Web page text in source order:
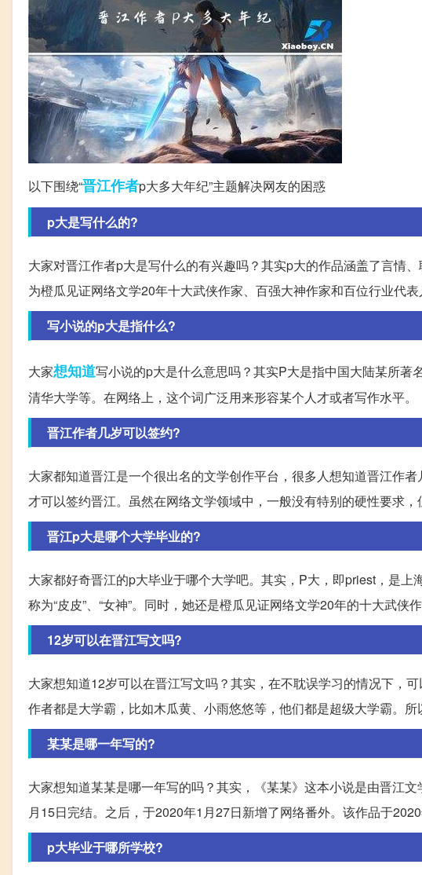
以下围绕“晋江作者p大多大年纪”主题解决网友的困惑
p大是写什么的?
大家对晋江作者p大是写什么的有兴趣吗？其实p大的作品涵盖了言情
为橙瓜见证网络文学20年十大武侠作家、百强大神作家和百位行业代
写小说的p大是指什么?
大家想知道写小说的p大是什么意思吗？其实P大是指中国大陆某所著
清华大学等。在网络上，这个词广泛用来形容某个人才或者写作水平。
晋江作者几岁可以签约?
大家都知道晋江是一个很出名的文学创作平台，很多人想知道晋江作
才可以签约晋江。虽然在网络文学领域中，一般没有特别的硬性要求，
晋江p大是哪个大学毕业的?
大家都好奇晋江的p大毕业于哪个大学吧。其实，P大，即priest，是
称为“皮皮”、“女神”。同时，她还是橙瓜见证网络文学20年的十大武侠
12岁可以在晋江写文吗?
大家想知道12岁可以在晋江写文吗？其实，在不耽误学习的情况下，
作者都是大学霸，比如木瓜黄、小雨悠悠等，他们都是超级大学霸。
某某是哪一年写的?
大家想知道某某是哪一年写的吗？其实，《某某》这本小说是由晋江
月15日完结。之后，于2020年1月27日新增了网络番外。该作品于2020
p大毕业于哪所学校?